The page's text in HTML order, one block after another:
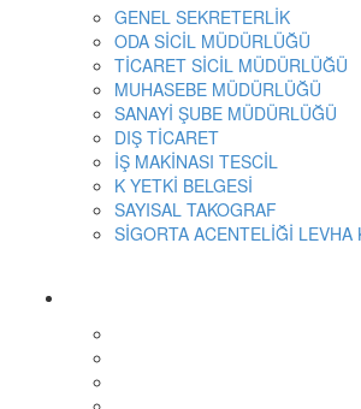
GENEL SEKRETERLİK
ODA SİCİL MÜDÜRLÜĞÜ
TİCARET SİCİL MÜDÜRLÜĞÜ
MUHASEBE MÜDÜRLÜĞÜ
SANAYİ ŞUBE MÜDÜRLÜĞÜ
DIŞ TİCARET
İŞ MAKİNASI TESCİL
K YETKİ BELGESİ
SAYISAL TAKOGRAF
SİGORTA ACENTELİĞİ LEVHA